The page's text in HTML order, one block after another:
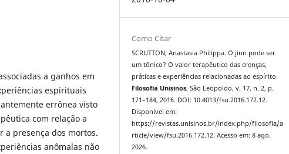
a ganhos em
espirituais
errônea visto
com relação a
a presença dos mortos.
anômalas não
Como Citar
SCRUTTON, Anastasia Philippa. O jinn pode ser
um tônico? O valor terapêutico das crenças,
práticas e experiências relacionadas ao espírito.
Filosofia Unisinos, São Leopoldo, v. 17, n. 2, p.
171–184, 2016. DOI: 10.4013/fsu.2016.172.12.
Disponível em:
https://revistas.unisinos.br/index.php/filosofia/a
rticle/view/fsu.2016.172.12. Acesso em: 8 ago.
2026.